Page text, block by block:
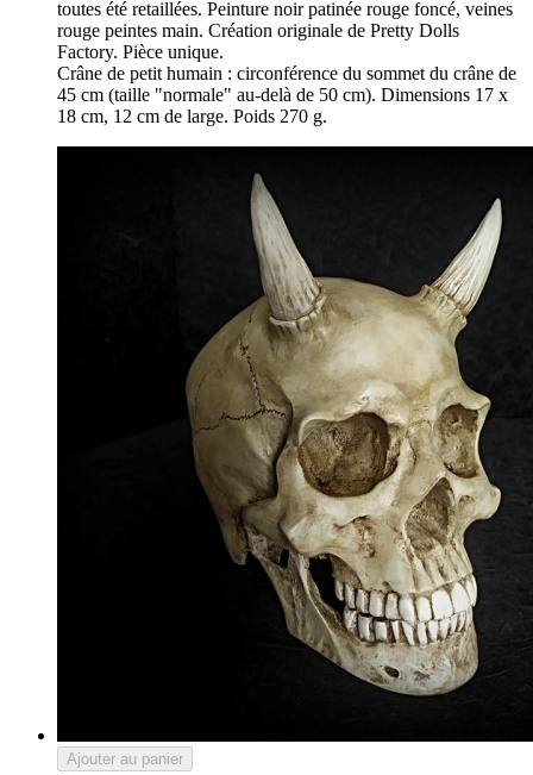
toutes été retaillées. Peinture noir patinée rouge foncé, veines
rouge peintes main. Création originale de Pretty Dolls
Factory. Pièce unique.
Crâne de petit humain : circonférence du sommet du crâne de
45 cm (taille "normale" au-delà de 50 cm). Dimensions 17 x
18 cm, 12 cm de large. Poids 270 g.
Ajouter au panier